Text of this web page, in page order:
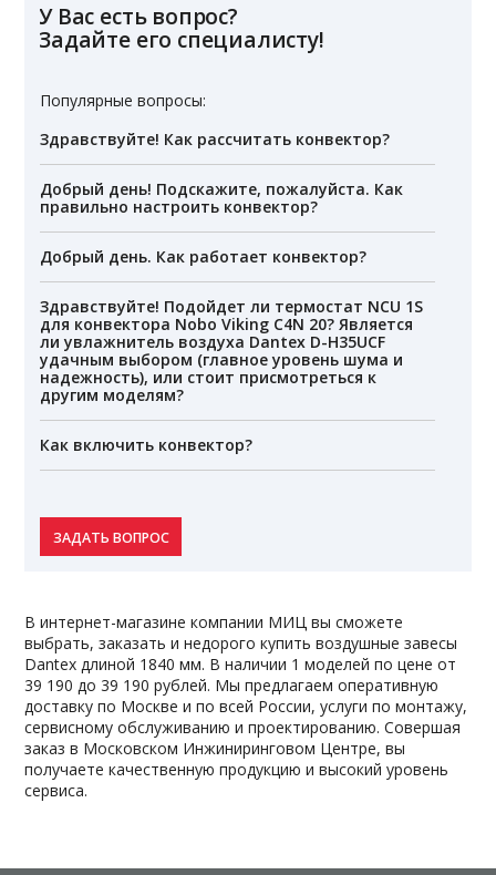
У Вас есть вопрос?
Задайте его специалисту!
Популярные вопросы:
Здравствуйте! Как рассчитать конвектор?
Добрый день! Подскажите, пожалуйста. Как
правильно настроить конвектор?
Добрый день. Как работает конвектор?
Здравствуйте! Подойдет ли термостат NCU 1S
для конвектора Nobo Viking C4N 20? Является
ли увлажнитель воздуха Dantex D-H35UCF
удачным выбором (главное уровень шума и
надежность), или стоит присмотреться к
другим моделям?
Как включить конвектор?
ЗАДАТЬ ВОПРОС
В интернет-магазине компании МИЦ вы сможете
выбрать, заказать и недорого купить воздушные завесы
Dantex длиной 1840 мм. В наличии 1 моделей по цене от
39 190 до 39 190 рублей. Мы предлагаем оперативную
доставку по Москве и по всей России, услуги по монтажу,
сервисному обслуживанию и проектированию. Совершая
заказ в Московском Инжиниринговом Центре, вы
получаете качественную продукцию и высокий уровень
сервиса.